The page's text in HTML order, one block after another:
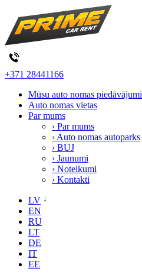
+371 28441166
Mūsu auto nomas piedāvājumi
Auto nomas vietas
Par mums
› Par mums
› Auto nomas autoparks
› BUJ
› Jaunumi
› Noteikumi
› Kontakti
LV
EN
RU
LT
DE
IT
EE